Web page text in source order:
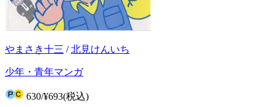
やまさき十三 /北見けんいち
少年・青年マンガ
630/¥693(税込)